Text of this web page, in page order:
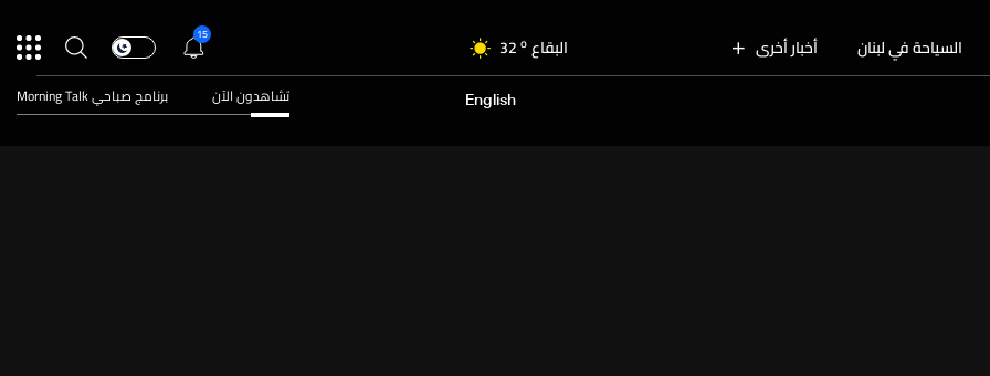
السياحة في لبنان أخبار أخرى البقاع 32 o
الجنوب 29o
31
15
English تشاهدون الآن برنامج صباحي Morning Talk